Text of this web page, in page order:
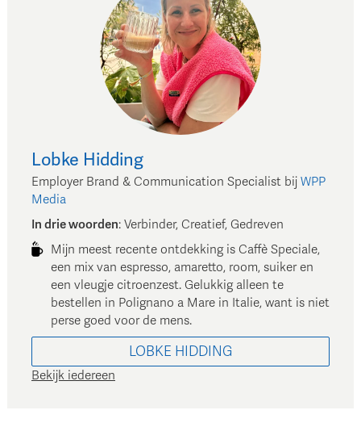
Lobke Hidding
Employer Brand & Communication Specialist bij WPP
Media
In drie woorden: Verbinder, Creatief, Gedreven
Mijn meest recente ontdekking is Caffè Speciale,
een mix van espresso, amaretto, room, suiker en
een vleugje citroenzest. Gelukkig alleen te
bestellen in Polignano a Mare in Italie, want is niet
perse goed voor de mens.
LOBKE HIDDING
Bekijk iedereen